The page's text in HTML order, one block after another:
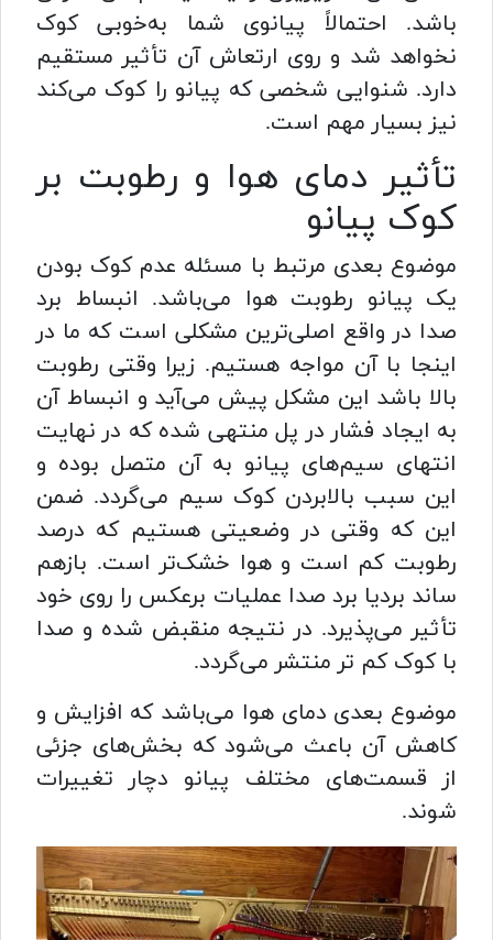
باشد. احتمالاً پیانوی شما به‌خوبی کوک
نخواهد شد و روی ارتعاش آن تأثیر مستقیم
دارد. شنوایی شخصی که پیانو را کوک می‌کند
نیز بسیار مهم است.
تأثیر دمای هوا و رطوبت بر
کوک پیانو
موضوع بعدی مرتبط با مسئله عدم کوک بودن
یک پیانو رطوبت هوا می‌باشد. انبساط برد
صدا در واقع اصلی‌ترین مشکلی است که ما در
اینجا با آن مواجه هستیم. زیرا وقتی رطوبت
بالا باشد این مشکل پیش می‌آید و انبساط آن
به ایجاد فشار در پل منتهی شده که در نهایت
انتهای سیم‌های پیانو به آن متصل بوده و
این سبب بالابردن کوک سیم می‌گردد. ضمن
این که وقتی در وضعیتی هستیم که درصد
رطوبت کم است و هوا خشک‌تر است. بازهم
ساند بردیا برد صدا عملیات برعکس را روی خود
تأثیر می‌پذیرد. در نتیجه منقبض شده و صدا
با کوک کم تر منتشر می‌گردد.
موضوع بعدی دمای هوا می‌باشد که افزایش و
کاهش آن باعث می‌شود که بخش‌های جزئی
از قسمت‌های مختلف پیانو دچار تغییرات
شوند.